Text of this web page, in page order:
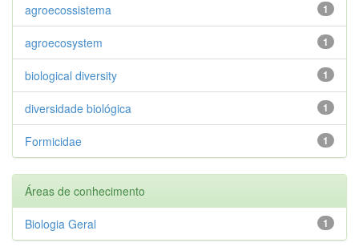
1
agroecossistema
1
agroecosystem
1
biological diversity
1
diversidade biológica
1
Formicidae
Áreas de conhecimento
1
Biologia Geral